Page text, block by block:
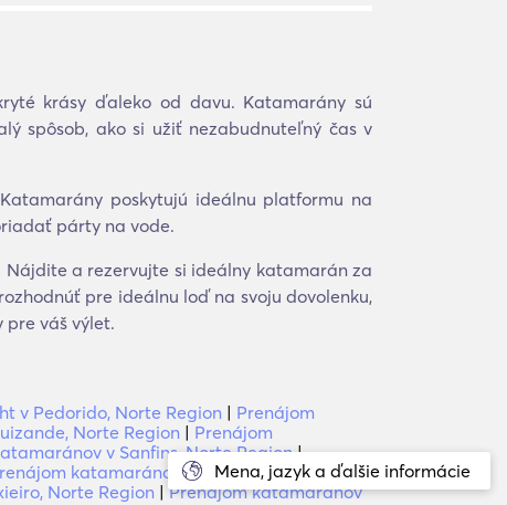
Mena, jazyk a ďalšie informácie
krásy ďaleko od davu. Katamarány sú
spôsob, ako si užiť nezabudnuteľný čas v
poskytujú ideálnu platformu na
párty na vode.
a rezervujte si ideálny katamarán za
pre ideálnu loď na svoju dovolenku,
váš výlet.
v Pedorido, Norte Region | Prenájom
Norte Region | Prenájom
v Sanfins, Norte Region|
katamaránov v Penamaior, Norte
Norte Region |Prenájom katamaránov